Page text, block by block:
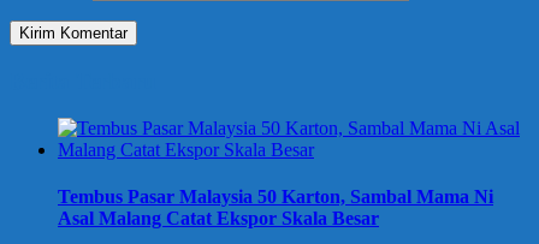
Tembus Pasar Malaysia 50 Karton, Sambal Mama Ni
Asal Malang Catat Ekspor Skala Besar